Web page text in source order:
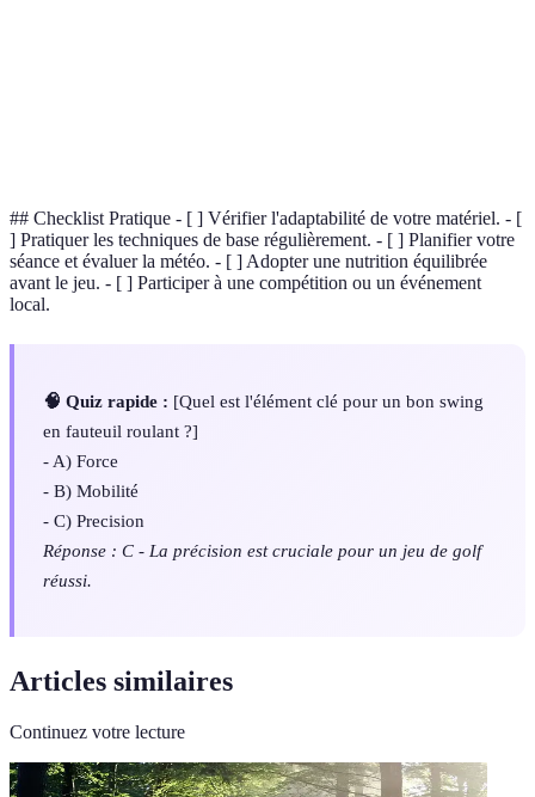
## Checklist Pratique - [ ] Vérifier l'adaptabilité de votre matériel. - [
] Pratiquer les techniques de base régulièrement. - [ ] Planifier votre
séance et évaluer la météo. - [ ] Adopter une nutrition équilibrée
avant le jeu. - [ ] Participer à une compétition ou un événement
local.
🧠 Quiz rapide : [Quel est l'élément clé pour un bon swing
en fauteuil roulant ?]
- A) Force
- B) Mobilité
- C) Precision
Réponse : C - La précision est cruciale pour un jeu de golf
réussi.
Articles similaires
Continuez votre lecture